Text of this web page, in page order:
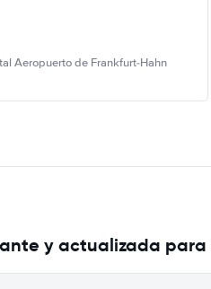
Aeropuerto de Frankfurt-Hahn
y actualizada